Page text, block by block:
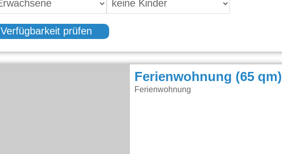
Verfügbarkeit prüfen
Ferienwohnung (65 qm)
Ferienwohnung